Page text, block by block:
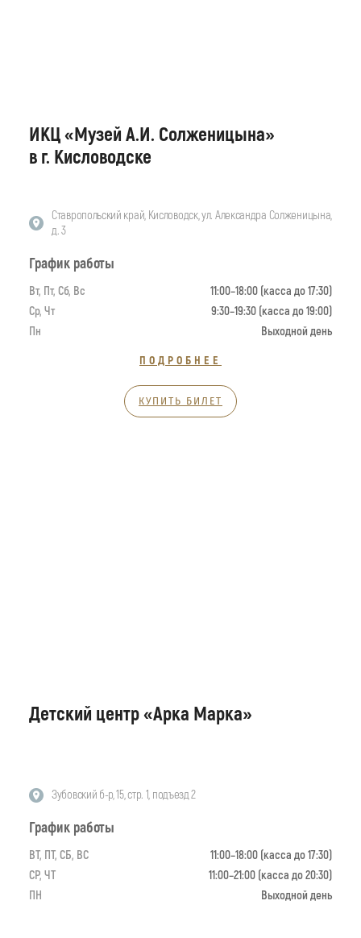
ИКЦ «Музей А.И. Солженицына»
в г. Кисловодске
Ставропольский край, Кисловодск, ул. Александра Солженицына,
д. 3
График работы
Вт, Пт, Сб, Вс
11:00–18:00 (касса до 17:30)
Ср, Чт
9:30–19:30 (касса до 19:00)
Пн
Выходной день
ПОДРОБНЕЕ
КУПИТЬ БИЛЕТ
Детский центр «Арка Марка»
Зубовский б-р, 15, стр. 1, подъезд 2
График работы
ВТ, ПТ, СБ, ВС
11:00–18:00 (касса до 17:30)
СР, ЧТ
11:00–21:00 (касса до 20:30)
ПН
Выходной день